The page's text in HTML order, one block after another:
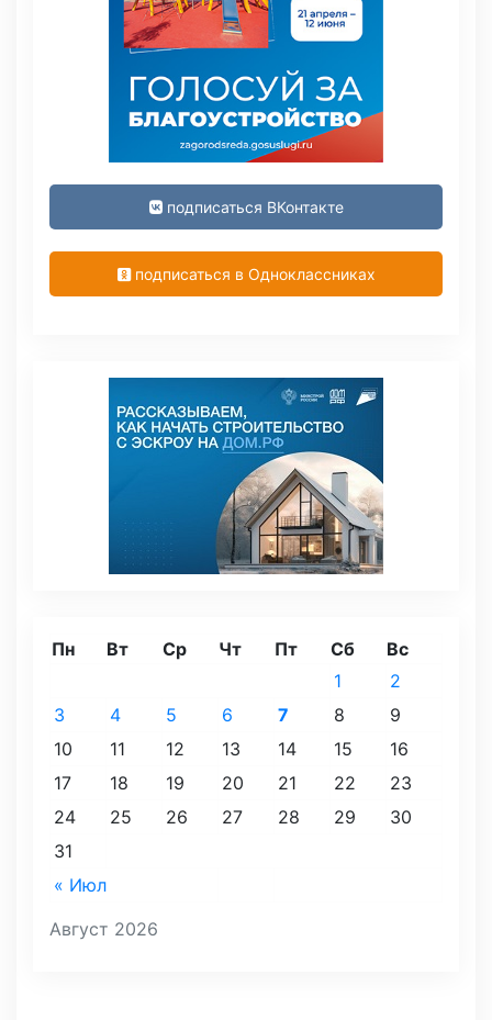
подписаться ВКонтакте
подписаться в Одноклассниках
Август 2026
Пн Вт Ср Чт Пт Сб Вс
« Июл
1
2
3
4 5 6 7 8
9
10
11 12 13 14 15
16
17
18 19 20 21 22
23
24
25 26 27 28 29
30
31